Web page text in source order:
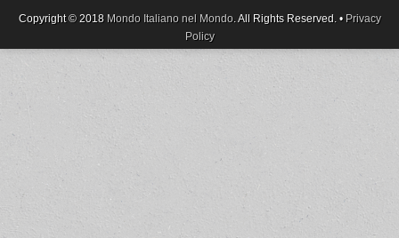
Copyright © 2018 Mondo Italiano nel Mondo. All Rights Reserved. • Privacy
Policy